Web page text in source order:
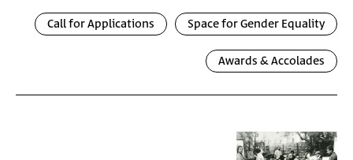
Space for Gender Equality
Call for Applications
Awards & Accolades